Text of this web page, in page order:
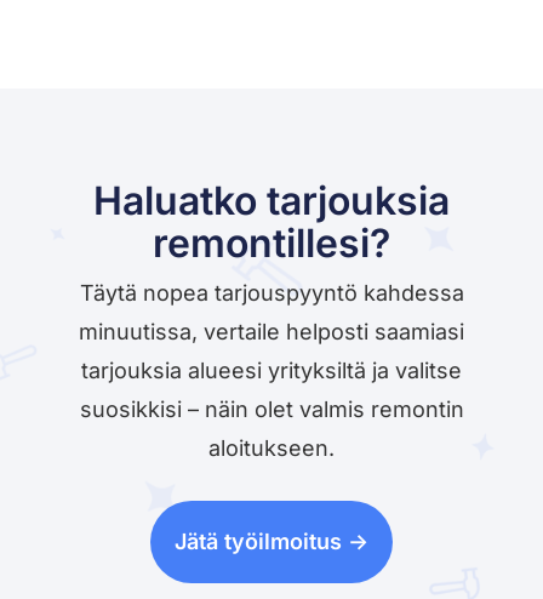
Haluatko tarjouksia
remontillesi?
Täytä nopea tarjouspyyntö kahdessa
minuutissa, vertaile helposti saamiasi
tarjouksia alueesi yrityksiltä ja valitse
suosikkisi – näin olet valmis remontin
aloitukseen.
Jätä työilmoitus ->